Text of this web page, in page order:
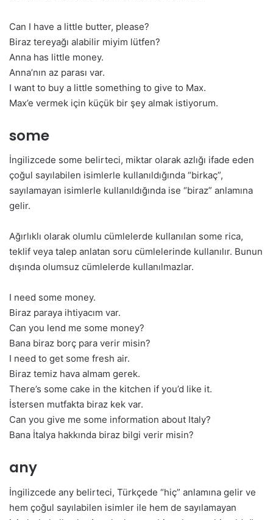
Can I have a little butter, please?
Biraz tereyağı alabilir miyim lütfen?
Anna has little money.
Anna’nın az parası var.
I want to buy a little something to give to Max.
Max’e vermek için küçük bir şey almak istiyorum.
some
İngilizcede some belirteci, miktar olarak azlığı ifade eden
çoğul sayılabilen isimlerle kullanıldığında “birkaç”,
sayılamayan isimlerle kullanıldığında ise “biraz” anlamına
gelir.
Ağırlıklı olarak olumlu cümlelerde kullanılan some rica,
teklif veya talep anlatan soru cümlelerinde kullanılır. Bunun
dışında olumsuz cümlelerde kullanılmazlar.
I need some money.
Biraz paraya ihtiyacım var.
Can you lend me some money?
Bana biraz borç para verir misin?
I need to get some fresh air.
Biraz temiz hava almam gerek.
There’s some cake in the kitchen if you’d like it.
İstersen mutfakta biraz kek var.
Can you give me some information about Italy?
Bana İtalya hakkında biraz bilgi verir misin?
any
İngilizcede any belirteci, Türkçede “hiç” anlamına gelir ve
hem çoğul sayılabilen isimler ile hem de sayılamayan